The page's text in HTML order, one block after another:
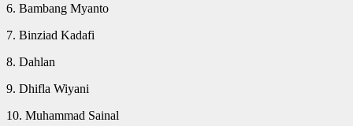
6. Bambang Myanto
7. Binziad Kadafi
8. Dahlan
9. Dhifla Wiyani
10. Muhammad Sainal